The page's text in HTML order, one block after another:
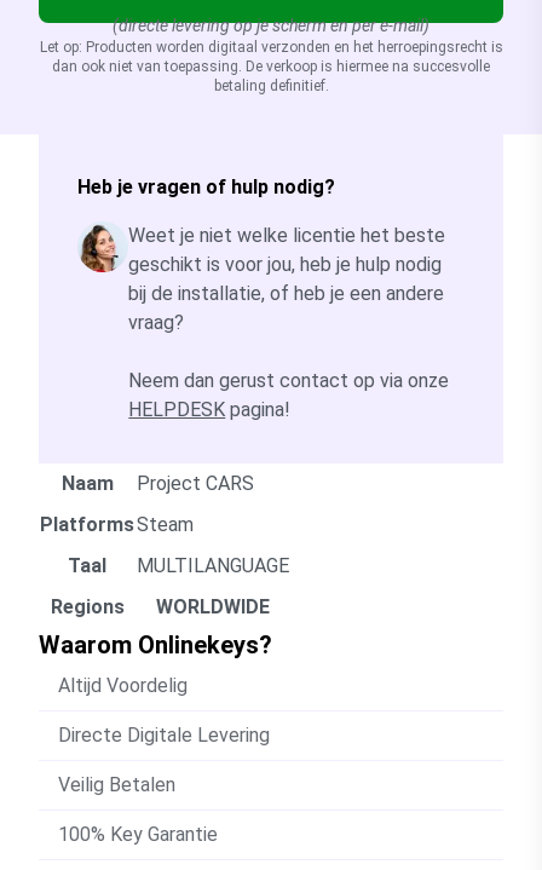
(directe levering op je scherm en per e-mail)
Let op: Producten worden digitaal verzonden en het herroepingsrecht is
dan ook niet van toepassing. De verkoop is hiermee na succesvolle
betaling definitief.
Heb je vragen of hulp nodig?
Weet je niet welke licentie het beste
geschikt is voor jou, heb je hulp nodig
bij de installatie, of heb je een andere
vraag?
Neem dan gerust contact op via onze
HELPDESK pagina!
Naam
Project CARS
PlatformsSteam
Taal
MULTILANGUAGE
Regions
WORLDWIDE
Waarom Onlinekeys?
Altijd Voordelig
Directe Digitale Levering
Veilig Betalen
100% Key Garantie